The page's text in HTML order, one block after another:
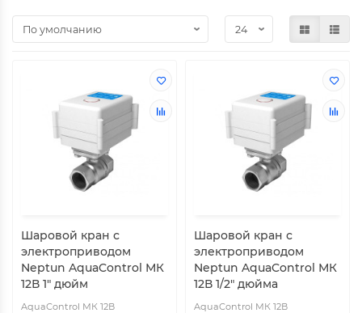
Шаровой кран с
электроприводом
Neptun AquaControl МК
12В 1" дюйм
AquaControl МК 12В
Шаровой кран с
электроприводом
Neptun AquaControl МК
12В 1/2" дюйма
AquaControl МК 12В